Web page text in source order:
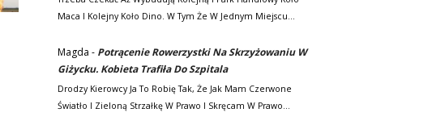
Maca I Kolejny Koło Dino. W Tym Że W Jednym Miejscu…
Magda - Potrącenie Rowerzystki Na Skrzyżowaniu W
Giżycku. Kobieta Trafiła Do Szpitala
Drodzy Kierowcy Ja To Robię Tak, Że Jak Mam Czerwone
Światło I Zieloną Strzałkę W Prawo I Skręcam W Prawo…